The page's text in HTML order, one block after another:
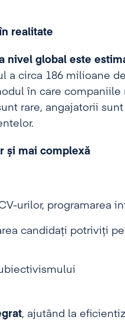
realitate
nivel global este
a circa 186 milioane
în care companiile
rare, angajatorii sunt
și mai complexă
urilor, programarea
candidați potriviți
, ajutând la